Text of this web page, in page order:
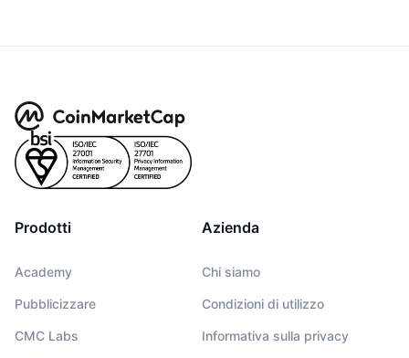
Prodotti
Academy
Pubblicizzare
CMC Labs
Azienda
Chi siamo
Condizioni di utilizzo
Informativa sulla privacy